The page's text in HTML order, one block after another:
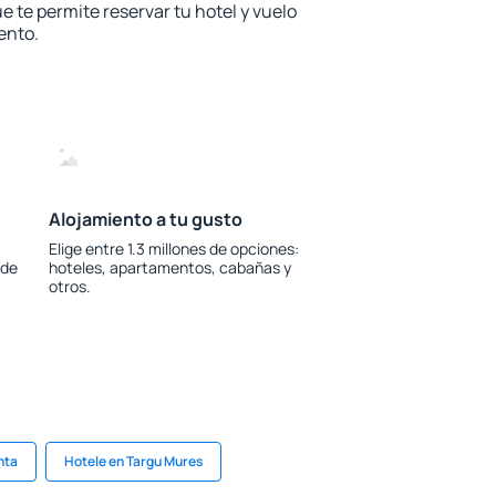
te permite reservar tu hotel y vuelo
Alojamiento a tu gusto
Elige entre 1.3 millones de opciones:
hoteles, apartamentos, cabañas y
otros.
Hotele en Targu Mures